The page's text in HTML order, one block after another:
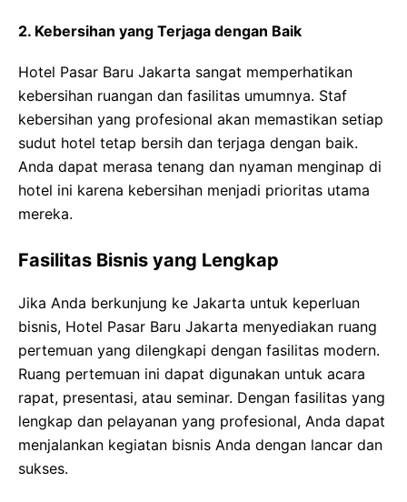
2. Kebersihan yang Terjaga dengan Baik
Hotel Pasar Baru Jakarta sangat memperhatikan
kebersihan ruangan dan fasilitas umumnya. Staf
kebersihan yang profesional akan memastikan setiap
sudut hotel tetap bersih dan terjaga dengan baik.
Anda dapat merasa tenang dan nyaman menginap di
hotel ini karena kebersihan menjadi prioritas utama
mereka.
Fasilitas Bisnis yang Lengkap
Jika Anda berkunjung ke Jakarta untuk keperluan
bisnis, Hotel Pasar Baru Jakarta menyediakan ruang
pertemuan yang dilengkapi dengan fasilitas modern.
Ruang pertemuan ini dapat digunakan untuk acara
rapat, presentasi, atau seminar. Dengan fasilitas yang
lengkap dan pelayanan yang profesional, Anda dapat
menjalankan kegiatan bisnis Anda dengan lancar dan
sukses.